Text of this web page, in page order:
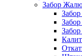
Забор
Забор